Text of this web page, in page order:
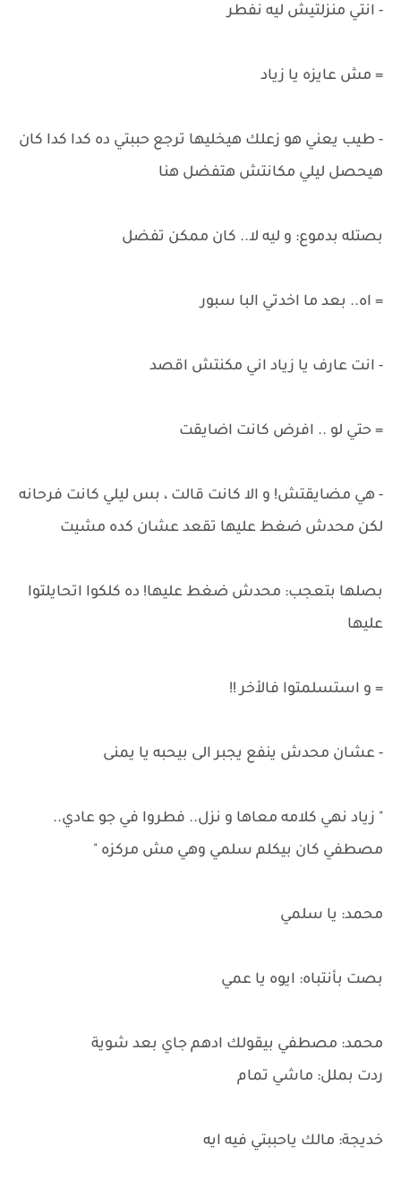
- انتي منزلتيش ليه نفطر
= مش عايزه يا زياد
- طيب يعني هو زعلك هيخليها ترجع حببتي ده كدا كدا كان
هيحصل ليلي مكانتش هتفضل هنا
بصتله بدموع: و ليه لا.. كان ممكن تفضل
= اه.. بعد ما اخدتي البا سبور
- انت عارف يا زياد اني مكنتش اقصد
= حتي لو .. افرض كانت اضايقت
- هي مضايقتش! و الا كانت قالت ، بس ليلي كانت فرحانه
لكن محدش ضغط عليها تقعد عشان كده مشيت
بصلها بتعجب: محدش ضغط عليها! ده كلكوا اتحايلتوا
عليها
= و استسلمتوا فالأخر !!
- عشان محدش ينفع يجبر الى بيحبه يا يمنى
" زياد نهي كلامه معاها و نزل.. فطروا في جو عادي..
مصطفي كان بيكلم سلمي وهي مش مركزه "
محمد: يا سلمي
بصت بأنتباه: ايوه يا عمي
محمد: مصطفي بيقولك ادهم جاي بعد شوية
ردت بملل: ماشي تمام
خديجة: مالك ياحببتي فيه ايه